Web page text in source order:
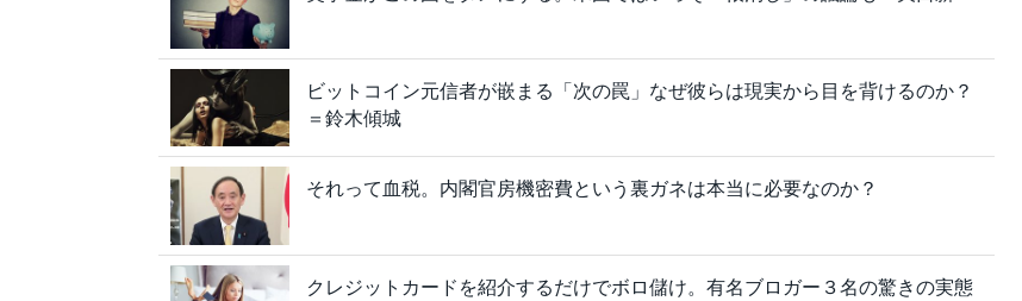
ビットコイン元信者が嵌まる「次の罠」なぜ彼らは現実から目を背けるのか？
＝鈴木傾城
それって血税。内閣官房機密費という裏ガネは本当に必要なのか？
クレジットカードを紹介するだけでボロ儲け。有名ブロガー３名の驚きの実態